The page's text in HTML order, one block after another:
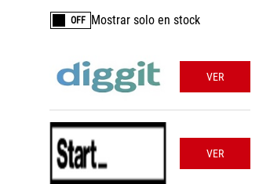
OFF Mostrar solo en stock
VER
VER